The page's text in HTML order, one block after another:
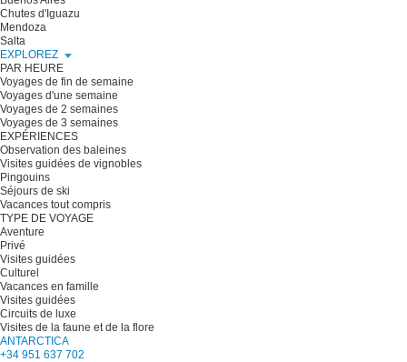
Chutes d'Iguazu
Mendoza
Salta
EXPLOREZ
PAR HEURE
Voyages de fin de semaine
Voyages d'une semaine
Voyages de 2 semaines
Voyages de 3 semaines
EXPÉRIENCES
Observation des baleines
Visites guidées de vignobles
Pingouins
Séjours de ski
Vacances tout compris
TYPE DE VOYAGE
Aventure
Privé
Visites guidées
Culturel
Vacances en famille
Visites guidées
Circuits de luxe
Visites de la faune et de la flore
ANTARCTICA
+34 951 637 702